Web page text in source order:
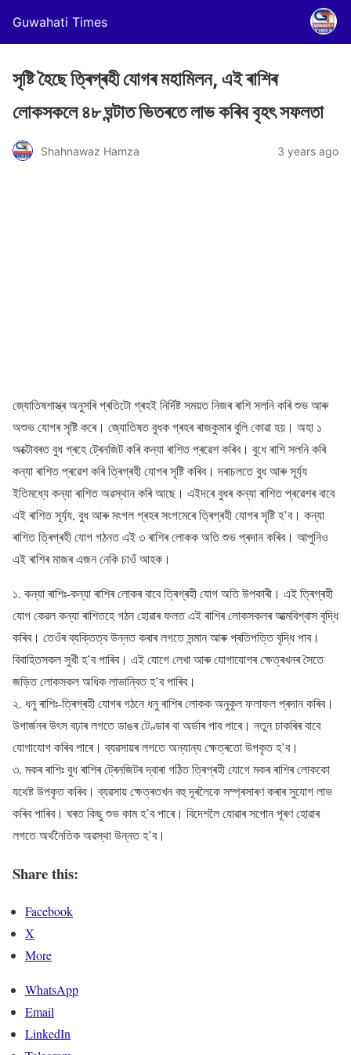
Guwahati Times
সৃষ্টি হৈছে ত্ৰিগ্ৰহী যোগৰ মহামিলন, এই ৰাশিৰ
লোকসকলে ৪৮ ঘন্টাত ভিতৰতে লাভ কৰিব বৃহৎ সফলতা
Shahnawaz Hamza 3 years ago
জ্যোতিষশাস্ত্ৰ অনুসৰি প্ৰতিটো গ্ৰহই নিৰ্দিষ্ট সময়ত নিজৰ ৰাশি সলনি কৰি শুভ আৰু
অশুভ যোগৰ সৃষ্টি কৰে। জ্যোতিষত বুধক গ্ৰহৰ ৰাজকুমাৰ বুলি কোৱা হয়। অহা ১
অক্টোবৰত বুধ গ্ৰহে ট্ৰেনজিট কৰি কন্যা ৰাশিত প্ৰৱেশ কৰিব। বুধে ৰাশি সলনি কৰি
কন্যা ৰাশিত প্ৰৱেশ কৰি ত্ৰিগ্ৰহী যোগৰ সৃষ্টি কৰিব। দৰাচলতে বুধ আৰু সূৰ্য্য
ইতিমধ্যে কন্যা ৰাশিত অৱস্থান কৰি আছে। এইদৰে বুধৰ কন্যা ৰাশিত প্ৰৱেশৰ বাবে
এই ৰাশিত সূৰ্য্য, বুধ আৰু মংগল গ্ৰহৰ সংগমেৰে ত্ৰিগ্ৰহী যোগৰ সৃষ্টি হ’ব। কন্যা
ৰাশিত ত্ৰিগ্ৰহী যোগ গঠনত এই ৩ ৰাশিৰ লোকক অতি শুভ প্ৰদান কৰিব। আপুনিও
এই ৰাশিৰ মাজৰ এজন নেকি চাওঁ আহক।
১. কন্যা ৰাশিঃ-কন্যা ৰাশিৰ লোকৰ বাবে ত্ৰিগ্ৰহী যোগ অতি উপকাৰী। এই ত্ৰিগ্ৰহী
যোগ কেৱল কন্যা ৰাশিতহে গঠন হোৱাৰ ফলত এই ৰাশিৰ লোকসকলৰ আত্মবিশ্বাস বৃদ্ধি
কৰিব। তেওঁৰ ব্যক্তিত্ব উন্নত কৰাৰ লগতে সন্মান আৰু প্ৰতিপত্তি বৃদ্ধি পাব।
বিবাহিতসকল সুখী হ’ব পাৰিব। এই যোগে লেখা আৰু যোগাযোগৰ ক্ষেত্ৰখনৰ সৈতে
জড়িত লোকসকল অধিক লাভান্বিত হ’ব পাৰিব।
২. ধনু ৰাশিঃ-ত্ৰিগ্ৰহী যোগৰ গঠনে ধনু ৰাশিৰ লোকক অনুকূল ফলাফল প্ৰদান কৰিব।
উপাৰ্জনৰ উৎস বঢ়াৰ লগতে ডাঙৰ টেণ্ডাৰ বা অৰ্ডাৰ পাব পাৰে। নতুন চাকৰিৰ বাবে
যোগাযোগ কৰিব পাৰে। ব্যৱসায়ৰ লগতে অন্যান্য ক্ষেত্ৰতো উপকৃত হ’ব।
৩. মকৰ ৰাশিঃ বুধ ৰাশিৰ ট্ৰেনজিটৰ দ্বাৰা গঠিত ত্ৰিগ্ৰহী যোগে মকৰ ৰাশিৰ লোককো
যথেষ্ট উপকৃত কৰিব। ব্যৱসায় ক্ষেত্ৰতখন বহু দূৰলৈকে সম্প্ৰসাৰণ কৰাৰ সুযোগ লাভ
কৰিব পাৰিব। ঘৰত কিছু শুভ কাম হ’ব পাৰে। বিদেশলৈ যোৱাৰ সপোন পূৰণ হোৱাৰ
লগতে অৰ্থনৈতিক অৱস্থা উন্নত হ’ব।
Share this:
Facebook
X
More
WhatsApp
Email
LinkedIn